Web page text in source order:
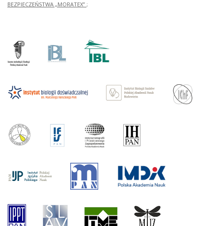
BEZPIECZEŃSTWA „MORATEX” ;